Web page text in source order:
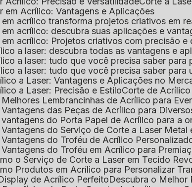
em Acrílico: Vantagens e Aplicações
em acrílico transforma projetos criativos em
em acrílico: descubra suas aplicações e
em acrílico: Projetos criativos com precisão e
a laser: descubra todas as vantagens e
a laser: tudo que você precisa saber para
a laser: tudo que você precisa saber
a Laser: Vantagens e Aplicações no
a Laser: Precisão e Estilo
Corte de
Melhores Lembrancinhas de Acrílico para
Vantagens das Peças de Acrílico para
vantagens do Porta Papel de Acrílico para a
Vantagens do Serviço de Corte a Laser
Vantagens do Troféu de Acrílico
Vantagens do Troféu em Acrílico para
o Serviço de Corte a Laser em Tecido
Produtos em Acrílico para Personalizar
Display de Acrílico Perfeito
Descubra o